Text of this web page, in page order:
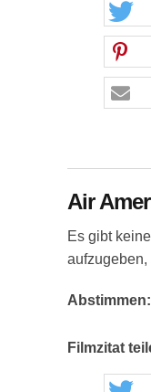
Air
Es gibt
Abstimmen:
Filmzitat